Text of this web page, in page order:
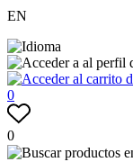
EN
0
0